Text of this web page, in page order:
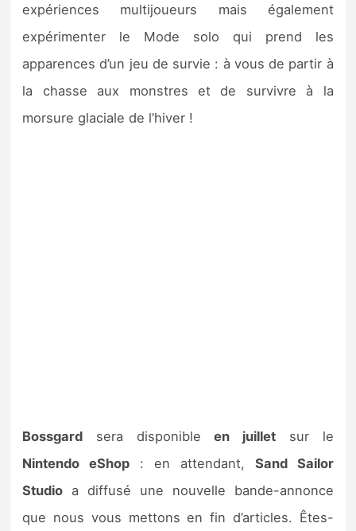
expériences multijoueurs mais également
expérimenter le Mode solo qui prend les
apparences d’un jeu de survie : à vous de partir à
la chasse aux monstres et de survivre à la
morsure glaciale de l’hiver !
Bossgard sera disponibleen juillet sur le
Nintendo eShop : en attendant, Sand Sailor
Studio a diffusé une nouvelle bande-annonce
que nous vous mettons en fin d’articles. Êtes-